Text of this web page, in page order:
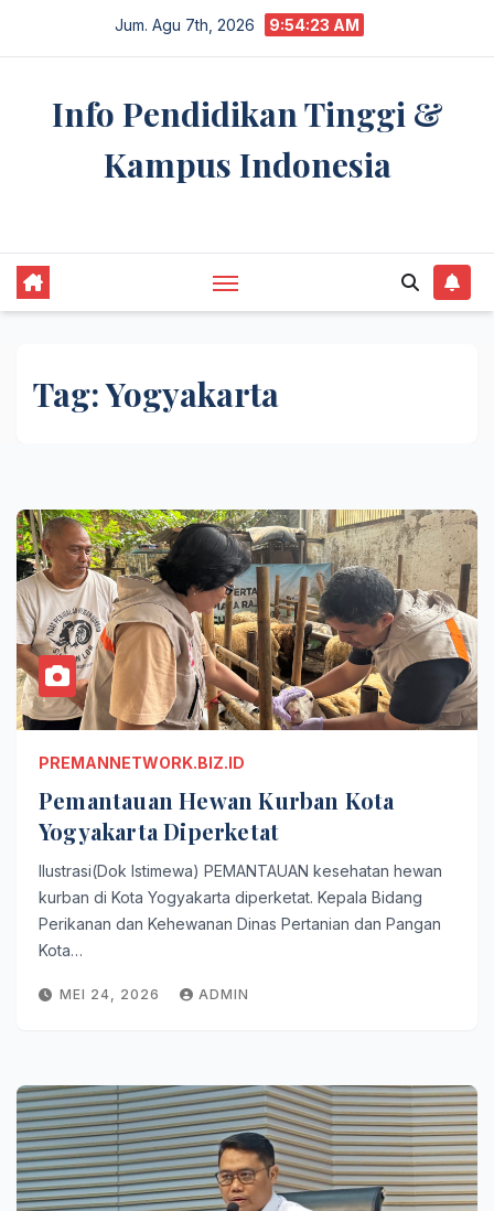
Jum. Agu 7th, 2026 9:54:24 AM
Info Pendidikan Tinggi &
Kampus Indonesia
Tag:Yogyakarta
PREMANNETWORK.BIZ.ID
Pemantauan Hewan Kurban Kota
Yogyakarta Diperketat
Ilustrasi(Dok Istimewa) PEMANTAUAN kesehatan hewan
kurban di Kota Yogyakarta diperketat. Kepala Bidang
Perikanan dan Kehewanan Dinas Pertanian dan Pangan
Kota…
MEI 24, 2026 ADMIN